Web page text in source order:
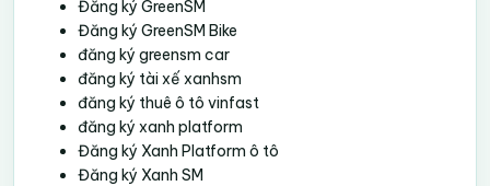
Đăng ký GreenSM
Đăng ký GreenSM Bike
đăng ký greensm car
đăng ký tài xế xanhsm
đăng ký thuê ô tô vinfast
đăng ký xanh platform
Đăng ký Xanh Platform ô tô
Đăng ký Xanh SM